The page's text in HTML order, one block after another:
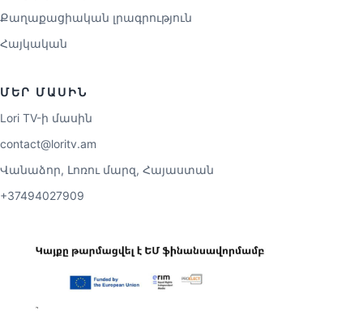
Քաղաքացիական լրագրություն
Հայկական
ՄԵՐ ՄԱՍԻՆ
Lori TV-ի մասին
contact@loritv.am
Վանաձոր, Լոռու մարզ, Հայաստան
+37494027909